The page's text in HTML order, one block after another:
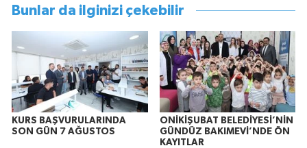
Bunlar da ilginizi çekebilir
KURS BAŞVURULARINDA
SON GÜN 7 AĞUSTOS
ONİKİŞUBAT BELEDİYESİ’NİN
GÜNDÜZ BAKIMEVİ’NDE ÖN
KAYITLAR